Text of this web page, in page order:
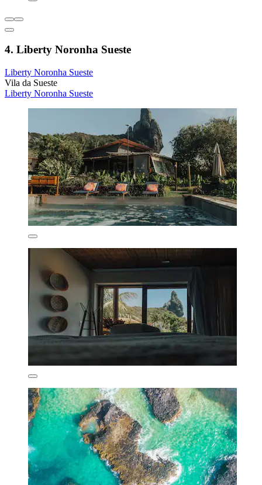
4. Liberty Noronha Sueste
Liberty Noronha Sueste
Vila da Sueste
Liberty Noronha Sueste